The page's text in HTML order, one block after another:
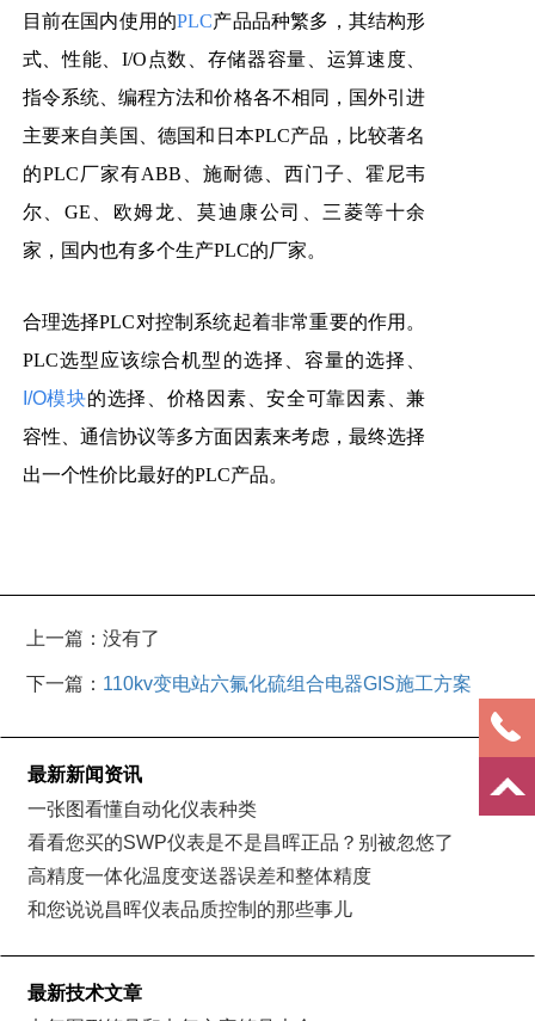
目前在国内使用的PLC产品品种繁多，其结构形
式、性能、I/O点数、存储器容量、运算速度、
指令系统、编程方法和价格各不相同，国外引进
主要来自美国、德国和日本PLC产品，比较著名
的PLC厂家有ABB、施耐德、西门子、霍尼韦
尔、GE、欧姆龙、莫迪康公司、三菱等十余
家，国内也有多个生产PLC的厂家。
合理选择PLC对控制系统起着非常重要的作用。
PLC选型应该综合机型的选择、容量的选择、
I/O模块的选择、价格因素、安全可靠因素、兼
容性、通信协议等多方面因素来考虑，最终选择
出一个性价比最好的PLC产品。
上一篇：没有了
下一篇： 110kv变电站六氟化硫组合电器GIS施工方案
最新新闻资讯
一张图看懂自动化仪表种类
看看您买的SWP仪表是不是昌晖正品？别被忽悠了
高精度一体化温度变送器误差和整体精度
和您说说昌晖仪表品质控制的那些事儿
最新技术文章